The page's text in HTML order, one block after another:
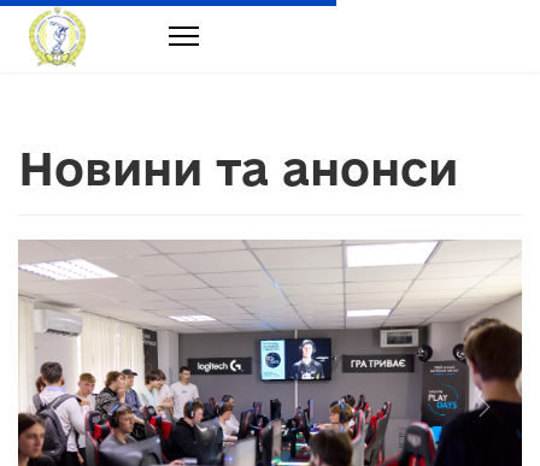
Новини та анонси
Previous Next